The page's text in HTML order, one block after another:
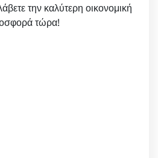
την καλύτερη οικονομική
τώρα!